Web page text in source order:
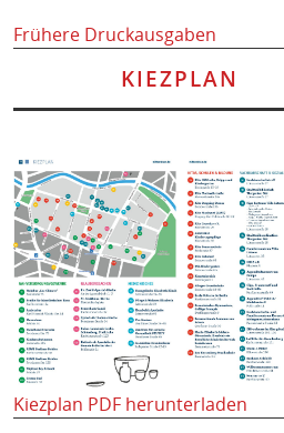
Frühere Druckausgaben
KIEZPLAN
Kiezplan PDF herunterladen